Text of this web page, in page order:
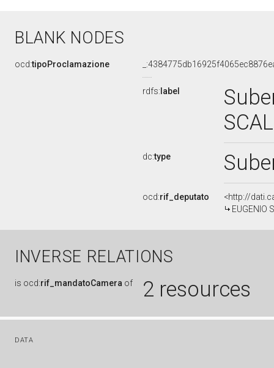
BLANK NODES
ocd:tipoProclamazione
rdfs: label
dc:type
ocd:rif_deputato
<http://
EUGENIO
INVERSE RELATIONS
is ocd:rif_mandatoCamera of 2 resources
DATA